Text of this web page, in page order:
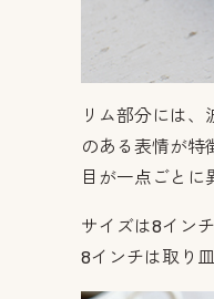
リム部分には
のある表情が特
目が一点ごとに
サイズは8イン
8インチは取り